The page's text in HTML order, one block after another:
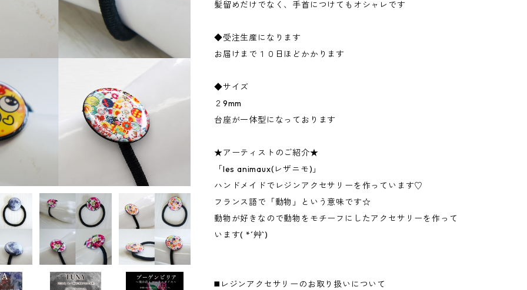
髪留めだけでなく、手首につけてもオシャレです
◆受注生産になります
お届けまで１０日ほどかかります
◆サイズ
２9mm
台座が一体型になっております
★アーティストのご紹介★
「les animaux(レザニモ)」
ハンドメイドでレジンアクセサリーを作っています♡
フランス語で「動物」という意味です☆
動物が好きなので動物をモチーフにしたアクセサリーを作って
います( *´艸`)
◼️レジンアクセサリーのお取り扱いについて